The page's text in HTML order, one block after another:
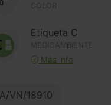
COLOR
Etiqueta C
MEDIOAMBIENTE
Más info
VN/18910